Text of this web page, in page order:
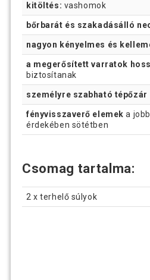
kitöltés: vashomok
bőrbarát és szakadásálló
nagyon kényelmes és
a megerősített varratok
biztosítanak
személyre szabható tépőzár
fényvisszaverő elemek a
érdekében sötétben
Csomag tartalma:
2 x terhelő súlyok